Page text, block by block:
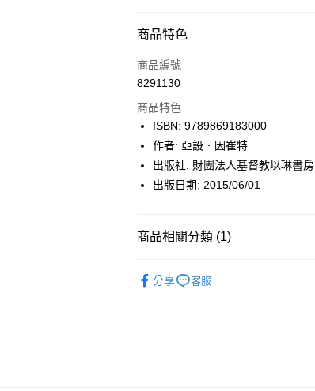
付款方式
icash Pay
數位禮券
LINE Pay
Apple Pay
悠遊付
商品特色
商品編號
8291130
商品特色
ISBN: 9789869183000
作者: 亞設．因崔特
出版社: 財團法人基督教以琳書房
出版日期: 2015/06/01
商品相關分類 (1)
分享
客服